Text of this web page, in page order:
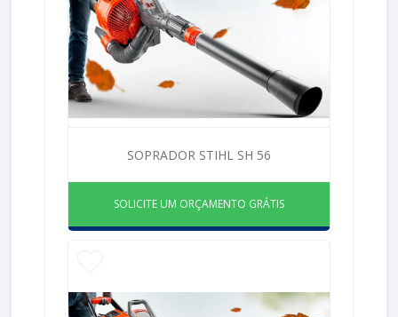
SOPRADOR STIHL SH 56
SOLICITE UM ORÇAMENTO GRÁTIS